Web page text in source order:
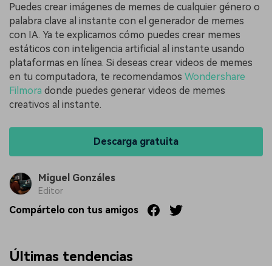
Puedes crear imágenes de memes de cualquier género o
palabra clave al instante con el generador de memes
con IA. Ya te explicamos cómo puedes crear memes
estáticos con inteligencia artificial al instante usando
plataformas en línea. Si deseas crear videos de memes
en tu computadora, te recomendamos Wondershare
Filmora donde puedes generar videos de memes
creativos al instante.
Descarga gratuita
Miguel Gonzáles
Editor
Compártelo con tus amigos
Últimas tendencias